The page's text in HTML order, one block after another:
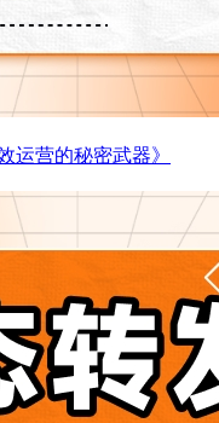
运营的秘密武器》